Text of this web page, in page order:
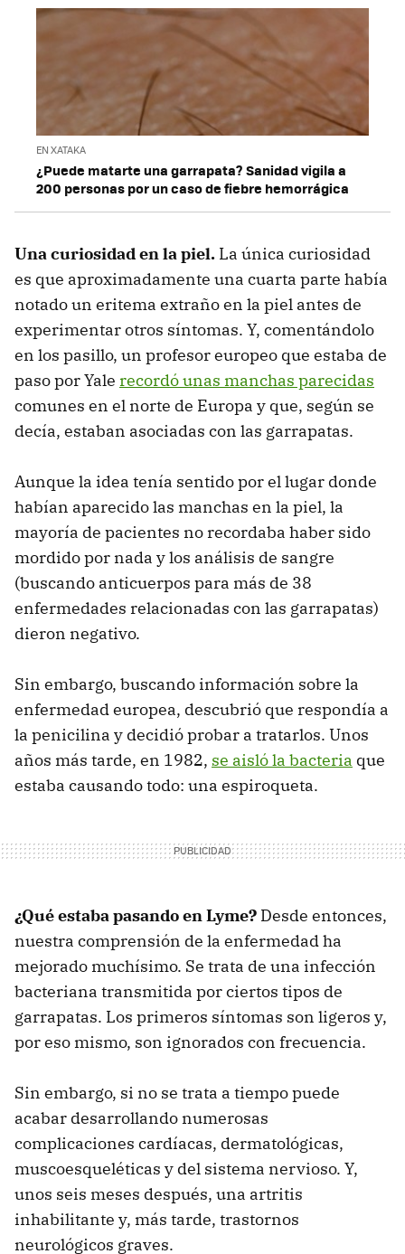
EN XATAKA
¿Puede matarte una garrapata? Sanidad vigila a
200 personas por un caso de fiebre hemorrágica
Una curiosidad en la piel. La única curiosidad
es que aproximadamente una cuarta parte había
notado un eritema extraño en la piel antes de
experimentar otros síntomas. Y, comentándolo
en los pasillo, un profesor europeo que estaba de
paso por Yale recordó unas manchas parecidas
comunes en el norte de Europa y que, según se
decía, estaban asociadas con las garrapatas.
Aunque la idea tenía sentido por el lugar donde
habían aparecido las manchas en la piel, la
mayoría de pacientes no recordaba haber sido
mordido por nada y los análisis de sangre
(buscando anticuerpos para más de 38
enfermedades relacionadas con las garrapatas)
dieron negativo.
Sin embargo, buscando información sobre la
enfermedad europea, descubrió que respondía a
la penicilina y decidió probar a tratarlos. Unos
años más tarde, en 1982, se aisló la bacteria que
estaba causando todo: una espiroqueta.
¿Qué estaba pasando en Lyme? Desde entonces,
nuestra comprensión de la enfermedad ha
mejorado muchísimo. Se trata de una infección
bacteriana transmitida por ciertos tipos de
garrapatas. Los primeros síntomas son ligeros y,
por eso mismo, son ignorados con frecuencia.
Sin embargo, si no se trata a tiempo puede
acabar desarrollando numerosas
complicaciones cardíacas, dermatológicas,
muscoesqueléticas y del sistema nervioso. Y,
unos seis meses después, una artritis
inhabilitante y, más tarde, trastornos
neurológicos graves.